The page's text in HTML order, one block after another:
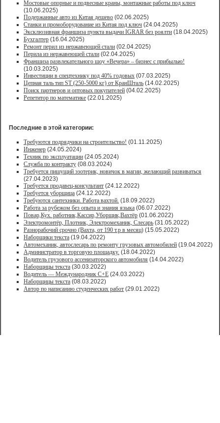
Мостовые опорные и подвесные краны, монтажные работы под ключ
(10.06.2025)
Подержанные авто из Китая дешево (02.06.2025)
Станки и промоборудование из Китая под ключ (24.04.2025)
Эксклюзивная франшиза пункта выдачи IGRAR без роялти (18.04.2025)
Бухгалтер (16.04.2025)
Ремонт перил из нержавеющей стали (02.04.2025)
Перила из нержавеющей стали (02.04.2025)
Франшиза развлекательного шоу «Вечера» – бизнес с прибылью!
(10.03.2025)
Инвестиции в спецтехнику под 40% годовых (07.03.2025)
Цепная таль тип ST (250-5000 кг) от КранШталь (14.02.2025)
Поиск партнеров и оптовых покупателей (04.02.2025)
Репетитор по математике (22.01.2025)
Последние в этой категории:
Требуются подрядчики на строительство! (01.11.2025)
Инженер (24.05.2024)
Техник по эксплуатации (24.05.2024)
Служба по контракту (08.03.2024)
Требуется пишущий эзотерик, новичок в магии, желающий развиваться
(27.04.2023)
Требуется продавец-консультант (24.12.2022)
Требуется уборщица (24.12.2022)
Требуются сантехники. Работа вахтой. (18.09.2022)
Работа за рубежом без опыта и знания языка (06.07.2022)
Повар,Кух. работник,Кассир,Уборщик,Вахтёр (01.06.2022)
Электромонтёр, Плотник, Электромеханик, Слесарь (31.05.2022)
Paзнoрабочий cрочно (Вахта, от 190 т.р в месяц) (15.05.2022)
Наборщики текста (19.04.2022)
Автомеханик, автослесарь по ремонту грузовых автомобилей (19.04.2022)
Администратор в торговую площадку. (18.04.2022)
Водитель грузового ассенизаторского автомобиля (14.04.2022)
Наборщицы текста (30.03.2022)
Водитель — Международник С+Е (24.03.2022)
Наборщицы текста (08.03.2022)
Автор по написанию студенческих работ (29.01.2022)